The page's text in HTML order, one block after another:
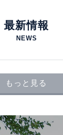
最新情報
NEWS
もっと見る